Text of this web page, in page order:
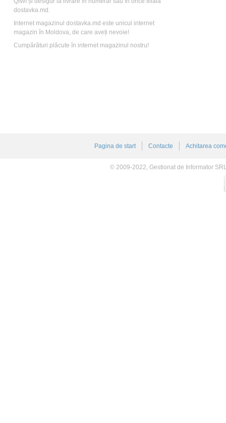
dostavka.md.
Internet magazinul dostavka.md este unicul internet
magazin în Moldova, de care aveți nevoie!
Cumpărături plăcute în internet magazinul nostru!
Pagina de start Contacte Achitarea
© 2009-2022, Gestionat de Informator